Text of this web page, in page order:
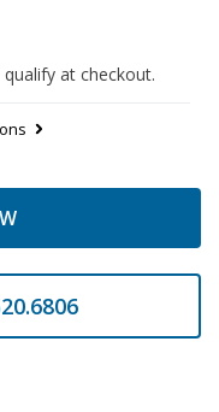
qualify at checkout.